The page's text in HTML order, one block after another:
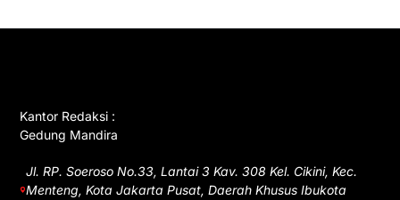
Kantor Redaksi :
Gedung Mandira
Jl. RP. Soeroso No.33, Lantai 3 Kav. 308 Kel. Cikini, Kec.
Menteng, Kota Jakarta Pusat, Daerah Khusus Ibukota